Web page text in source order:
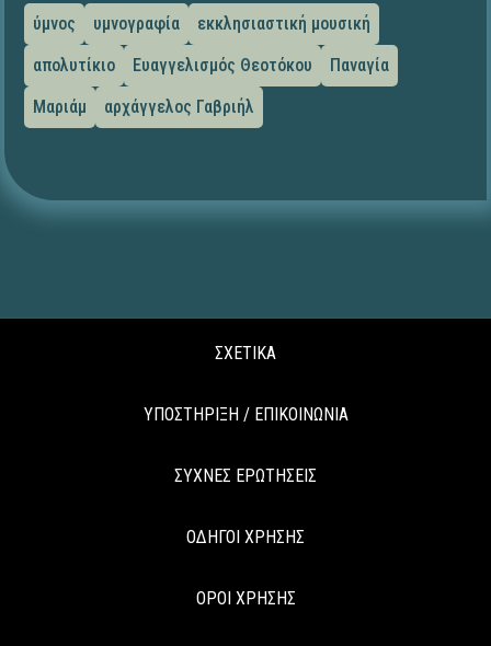
ύμνος
υμνογραφία
εκκλησιαστική μουσική
απολυτίκιο
Ευαγγελισμός Θεοτόκου
Παναγία
Μαριάμ
αρχάγγελος Γαβριήλ
ΣΧΕΤΙΚΑ
ΥΠΟΣΤΗΡΙΞΗ / ΕΠΙΚΟΙΝΩΝΙΑ
ΣΥΧΝΕΣ ΕΡΩΤΗΣΕΙΣ
ΟΔΗΓΟΙ ΧΡΗΣΗΣ
ΟΡΟΙ ΧΡΗΣΗΣ